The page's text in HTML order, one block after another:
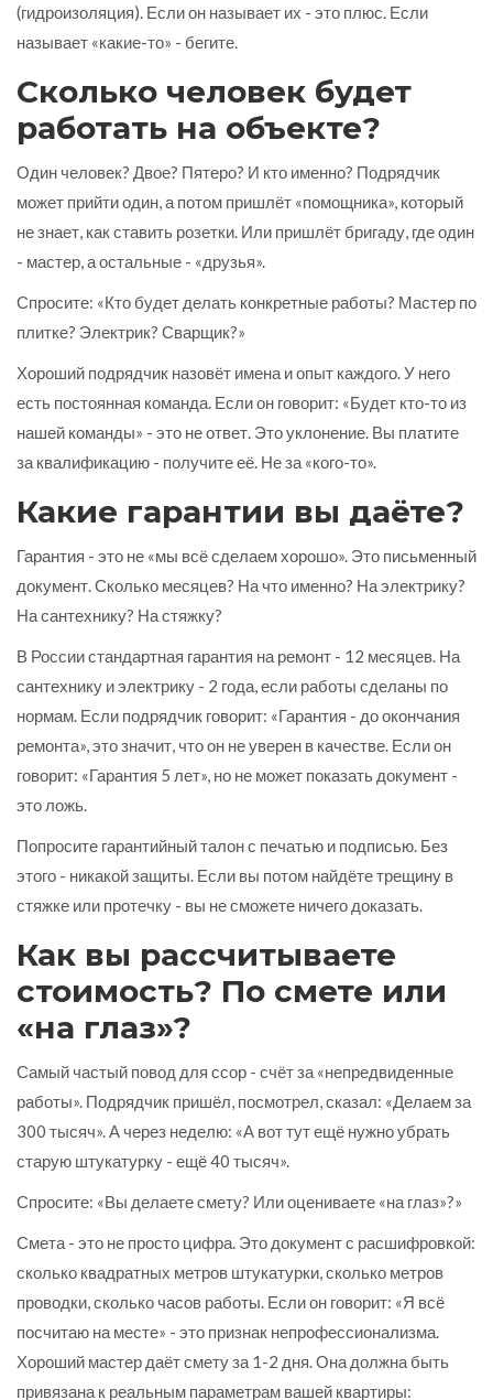
(гидроизоляция). Если он называет их - это плюс. Если
называет «какие-то» - бегите.
Сколько человек будет
работать на объекте?
Один человек? Двое? Пятеро? И кто именно? Подрядчик
может прийти один, а потом пришлёт «помощника», который
не знает, как ставить розетки. Или пришлёт бригаду, где один
- мастер, а остальные - «друзья».
Спросите: «Кто будет делать конкретные работы? Мастер по
плитке? Электрик? Сварщик?»
Хороший подрядчик назовёт имена и опыт каждого. У него
есть постоянная команда. Если он говорит: «Будет кто-то из
нашей команды» - это не ответ. Это уклонение. Вы платите
за квалификацию - получите её. Не за «кого-то».
Какие гарантии вы даёте?
Гарантия - это не «мы всё сделаем хорошо». Это письменный
документ. Сколько месяцев? На что именно? На электрику?
На сантехнику? На стяжку?
В России стандартная гарантия на ремонт - 12 месяцев. На
сантехнику и электрику - 2 года, если работы сделаны по
нормам. Если подрядчик говорит: «Гарантия - до окончания
ремонта», это значит, что он не уверен в качестве. Если он
говорит: «Гарантия 5 лет», но не может показать документ -
это ложь.
Попросите гарантийный талон с печатью и подписью. Без
этого - никакой защиты. Если вы потом найдёте трещину в
стяжке или протечку - вы не сможете ничего доказать.
Как вы рассчитываете
стоимость? По смете или
«на глаз»?
Самый частый повод для ссор - счёт за «непредвиденные
работы». Подрядчик пришёл, посмотрел, сказал: «Делаем за
300 тысяч». А через неделю: «А вот тут ещё нужно убрать
старую штукатурку - ещё 40 тысяч».
Спросите: «Вы делаете смету? Или оцениваете «на глаз»?»
Смета - это не просто цифра. Это документ с расшифровкой:
сколько квадратных метров штукатурки, сколько метров
проводки, сколько часов работы. Если он говорит: «Я всё
посчитаю на месте» - это признак непрофессионализма.
Хороший мастер даёт смету за 1-2 дня. Она должна быть
привязана к реальным параметрам вашей квартиры: